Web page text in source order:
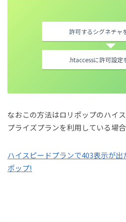
許可するシグネチャ
.htaccessに許可設定
なおこの方法はロリポップのハイ
プライズプランを利用している場
ハイスピードプランで403表示が出
ポップ!